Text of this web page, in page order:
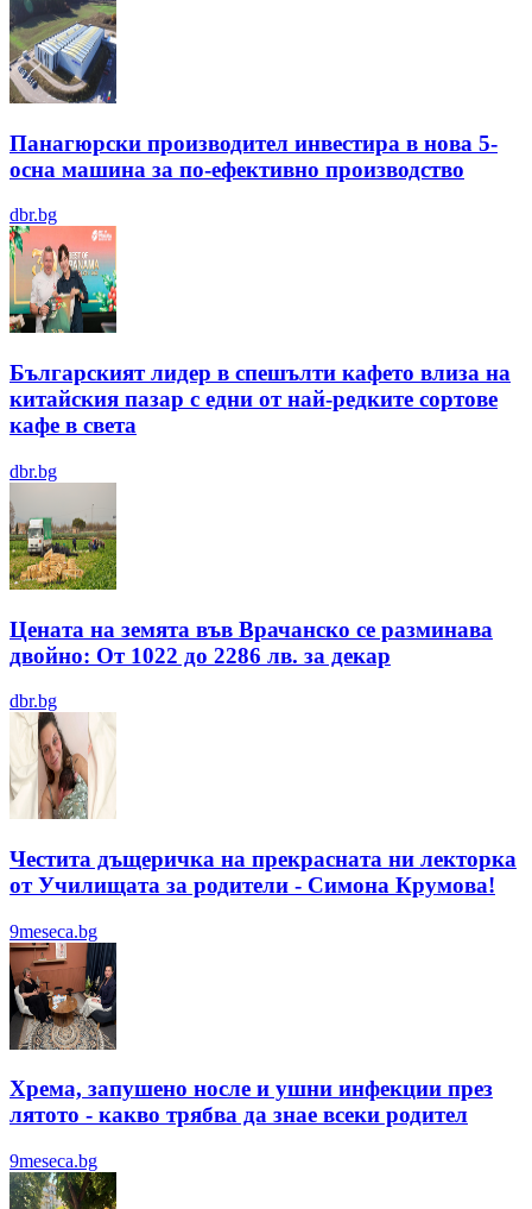
Панагюрски производител инвестира в нова 5-
осна машина за по-ефективно производство
dbr.bg
Българският лидер в спешълти кафето влиза на
китайския пазар с едни от най-редките сортове
кафе в света
dbr.bg
Цената на земята във Врачанско се разминава
двойно: От 1022 до 2286 лв. за декар
dbr.bg
Честита дъщеричка на прекрасната ни лекторка
от Училищата за родители - Симона Крумова!
9meseca.bg
Хрема, запушено носле и ушни инфекции през
лятотo - какво трябва да знае всеки родител
9meseca.bg